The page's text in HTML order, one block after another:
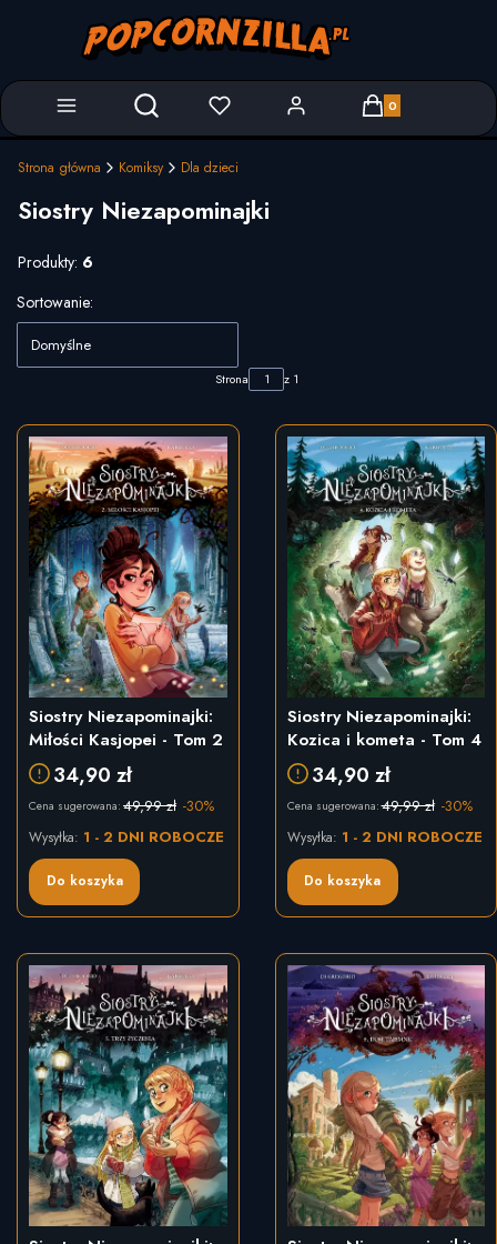
Otwórz wyszukiwarkę Produkty w
Strona główna Komiksy Dla dzieci
Siostry Niezapominajki
Produkty: 6
Lista produktów
Sortowanie:
Domyślne
Strona z 1
Siostry Niezapominajki:
Miłości Kasjopei - Tom 2
34,90 zł
Cena sugerowana: 49,99 zł -30%
Do koszyka
Wysyłka: 1 - 2 DNI ROBOCZE
Siostry Niezapominajki:
Kozica i kometa - Tom 4
34,90 zł
Cena sugerowana:49,99 zł -30%
Do koszyka
Wysyłka: 1 - 2 DNI ROBOCZE